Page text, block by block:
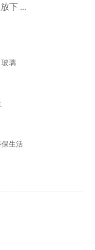
下 ...
玻璃
生活